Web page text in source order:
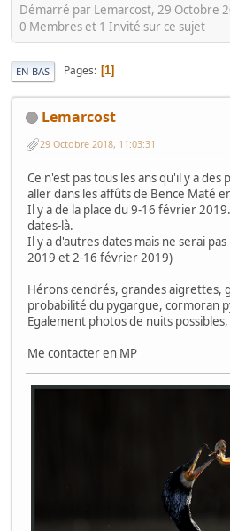
Démarré par Lemarcost, 29 Octobre
0 Membres et 1 Invité sur ce sujet
EN BAS Pages 1
Lemarcost
29 Octobre 2018, 11:03:31
Ce n'est pas tous les ans qu'il y a des
aller dans les affûts de Bence Maté
Il y a de la place du 9-16 février
dates-là.
Il y a d'autres dates mais ne serai
2019 et 2-16 février 2019)
Hérons cendrés, grandes aigrettes,
probabilité du pygargue, cormoran
Egalement photos de nuits
Me contacter en MP